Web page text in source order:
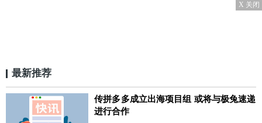
X 关闭
最新推荐
传拼多多成立出海项目组 或将与极兔速递
进行合作